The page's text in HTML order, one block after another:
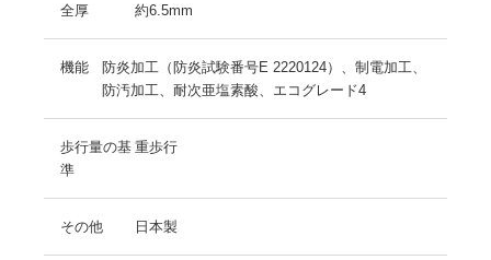
全厚 約6.5mm
機能
防炎加工（防炎試験番号E 2220124）、制電加工、
防汚加工、耐次亜塩素酸、エコグレード4
歩行量の基
準
重歩行
その他 日本製